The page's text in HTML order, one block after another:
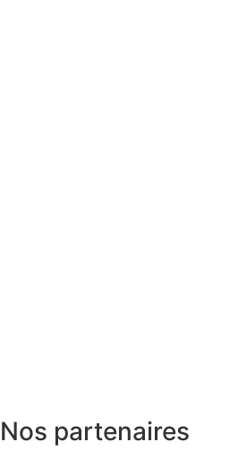
Nos partenaires